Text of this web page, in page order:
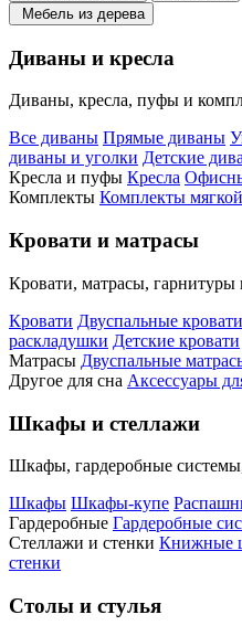
Мебель из дерева
Диваны и кресла
Диваны, кресла, пуфы и
Все диваны Прямые диваны
диваны и уголки Детские
Кресла и пуфы Кресла
Комплекты Комплекты
Кровати и матрасы
Кровати, матрасы, гарнитуры
Кровати Двуспальные кровати
раскладушки Детские кровати
Матрасы Двуспальные
Другое для сна Аксессуары
Шкафы и стеллажи
Шкафы, гардеробные
Шкафы Шкафы-купе
Гардеробные Гардеробные
Стеллажи и стенки Книжные
стенки
Столы и стулья